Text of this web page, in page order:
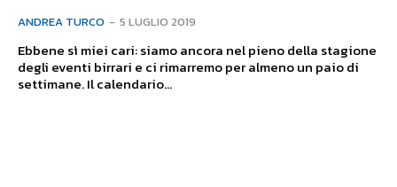
ANDREA TURCO - 5 LUGLIO 2019
Ebbene sì miei cari: siamo ancora nel pieno della stagione
degli eventi birrari e ci rimarremo per almeno un paio di
settimane. Il calendario...